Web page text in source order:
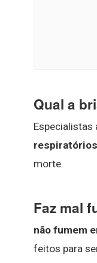
Qual a
Especialistas
morte.
Faz mal
não fumem
feitos para